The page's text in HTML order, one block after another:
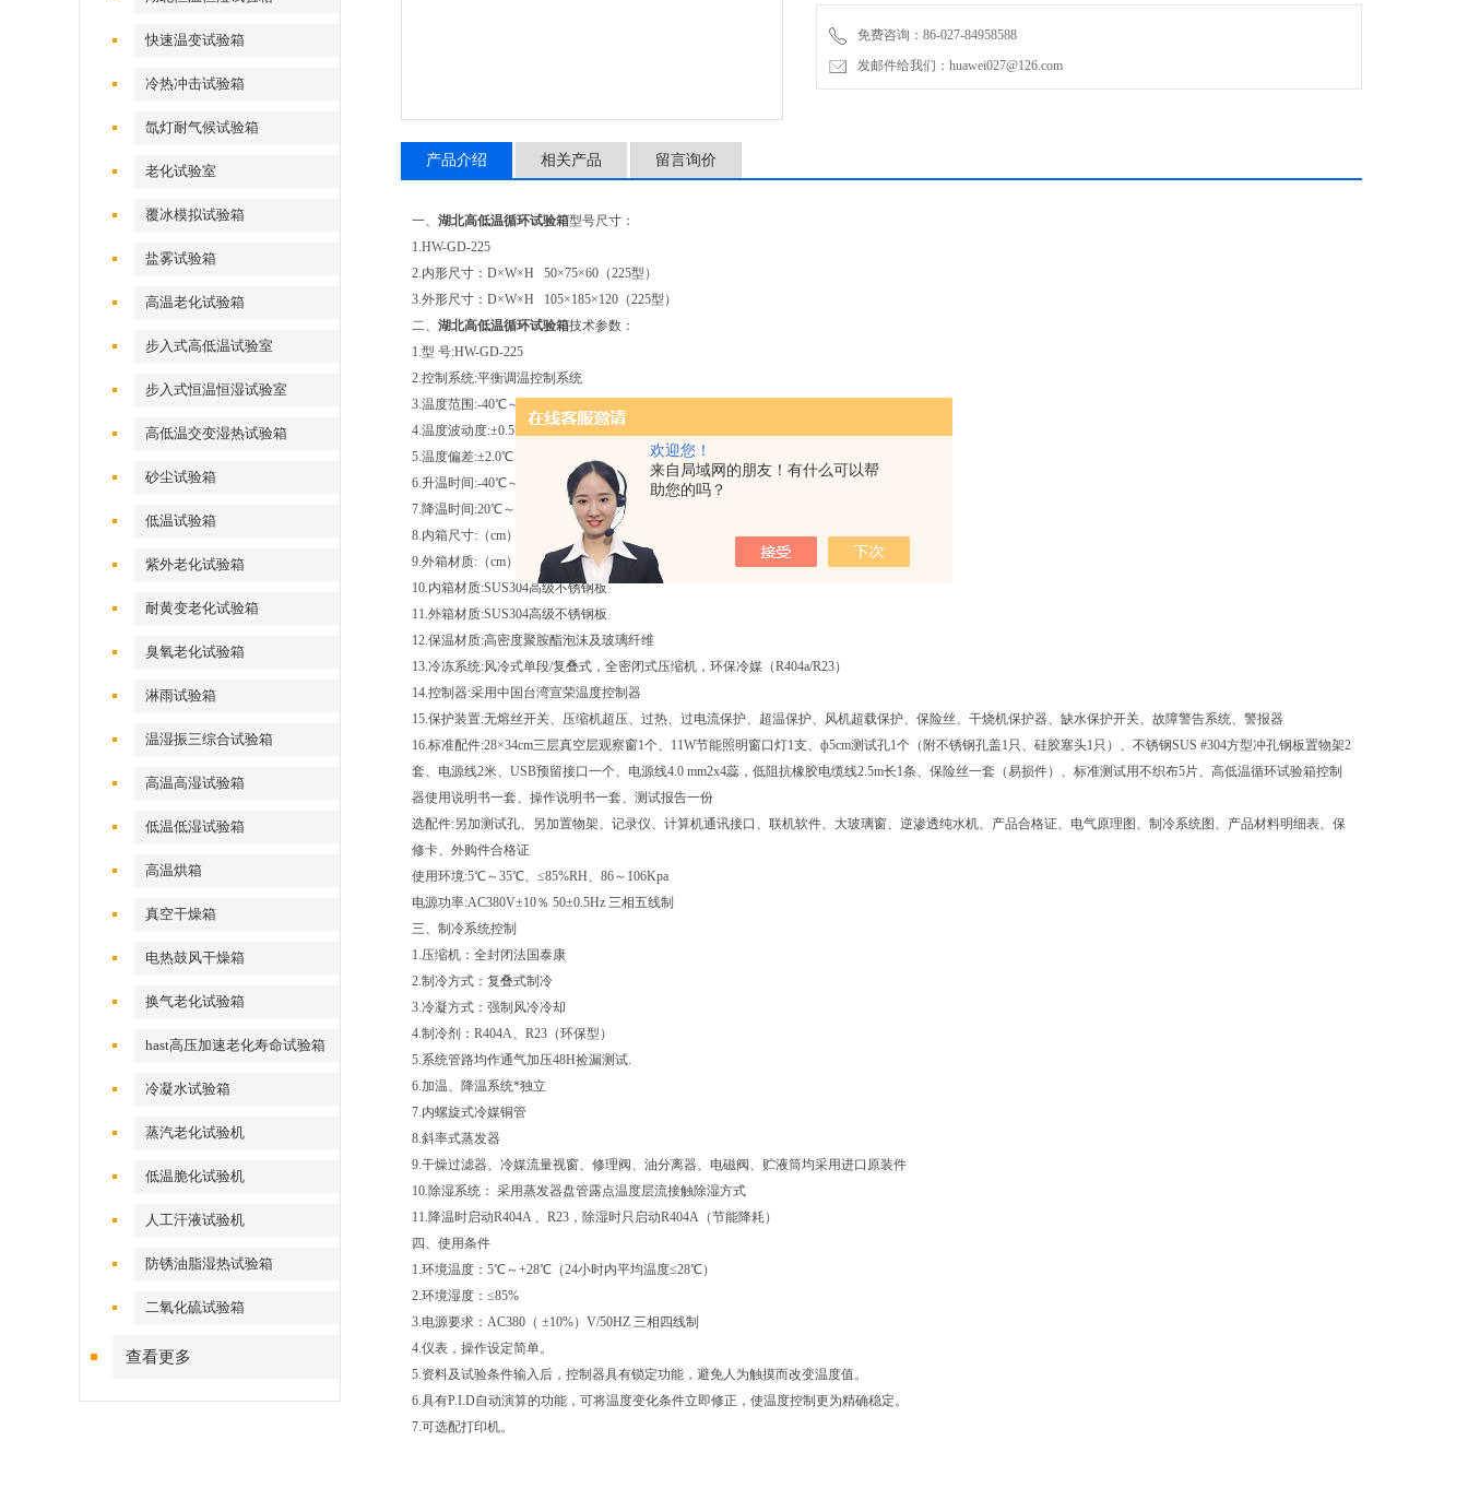
欢迎您！
来自局域网的朋友！有什么可以帮
助您的吗？
快速温变试验箱
冷热冲击试验箱
氙灯耐气候试验箱
老化试验室
覆冰模拟试验箱
盐雾试验箱
高温老化试验箱
步入式高低温试验室
步入式恒温恒湿试验室
高低温交变湿热试验箱
砂尘试验箱
低温试验箱
紫外老化试验箱
耐黄变老化试验箱
臭氧老化试验箱
淋雨试验箱
温湿振三综合试验箱
高温高湿试验箱
低温低湿试验箱
高温烘箱
真空干燥箱
电热鼓风干燥箱
换气老化试验箱
hast高压加速老化寿命试验箱
冷凝水试验箱
蒸汽老化试验机
低温脆化试验机
人工汗液试验机
防锈油脂湿热试验箱
二氧化硫试验箱
查看更多
免费咨询：86-027-84958588
发邮件给我们：huawei027@126.com
产品介绍 相关产品 留言询价
一、 湖北高低温循环试验箱型号尺寸：
1.HW-GD-225
2.内形尺寸：D×W×H 50×75×60（225型）
3.外形尺寸：D×W×H 105×185×120（225型）
二、 湖北高低温循环试验箱技术参数：
1.型 号:HW-GD-225
2.控制系统:平衡调温控制系统
3.温度范围:-40℃～150℃
4.温度波动度:±0.5℃
5.温度偏差:±2.0℃
6.升温时间:-40℃～150℃约60分钟以内
7.降温时间:20℃～-40℃约75分钟以内
8.内箱尺寸:（cm） W50*H50*D40
9.外箱材质:（cm） W105×165×100
10.内箱材质:SUS304高级不锈钢板
11.外箱材质:SUS304高级不锈钢板
12.保温材质:高密度聚胺酯泡沫及玻璃纤维
13.冷冻系统:风冷式单段/复叠式，全密闭式压缩机，环保冷媒（R404a/R23）
14.控制器:采用中国台湾宣荣温度控制器
15.保护装置:无熔丝开关、压缩机超压、过热、过电流保护、超温保护、风机超载保护、保险丝、干烧机保护器、缺水保护开关、故障警告系统、警报器
16.标准配件:28×34cm三层真空层观察窗1个、11W节能照明窗口灯1支、ф5cm测试孔1个（附不锈钢孔盖1只、硅胶塞头1只）、不锈钢SUS #304方型冲孔钢板置物架2
套、电源线2米、USB预留接口一个、电源线4.0 mm2x4蕊，低阻抗橡胶电缆线2.5m长1条、保险丝一套（易损件）、标准测试用不织布5片、高低温循环试验箱控制
器使用说明书一套、操作说明书一套、测试报告一份
选配件:另加测试孔、另加置物架、记录仪、计算机通讯接口、联机软件、大玻璃窗、逆渗透纯水机、产品合格证、电气原理图、制冷系统图、产品材料明细表、保
修卡、外购件合格证
使用环境:5℃～35℃、≤85%RH、86～106Kpa
电源功率:AC380V±10％ 50±0.5Hz 三相五线制
三、 制冷系统控制
1.压缩机：全封闭法国泰康
2.制冷方式：复叠式制冷
3.冷凝方式：强制风冷冷却
4.制冷剂：R404A、R23（环保型）
5.系统管路均作通气加压48H捡漏测试.
6.加温、降温系统*独立
7.内螺旋式冷媒铜管
8.斜率式蒸发器
9.干燥过滤器、冷媒流量视窗、修理阀、油分离器、电磁阀、贮液筒均采用进口原装件
10.除湿系统： 采用蒸发器盘管露点温度层流接触除湿方式
11.降温时启动R404A 、R23，除湿时只启动R404A（节能降耗）
四、 使用条件
1.环境温度：5℃～+28℃（24小时内平均温度≤28℃）
2.环境湿度：≤85%
3.电源要求：AC380（ ±10%）V/50HZ 三相四线制
4.仪表，操作设定简单。
5.资料及试验条件输入后，控制器具有锁定功能，避免人为触摸而改变温度值。
6.具有P.I.D自动演算的功能，可将温度变化条件立即修正，使温度控制更为精确稳定。
7.可选配打印机。